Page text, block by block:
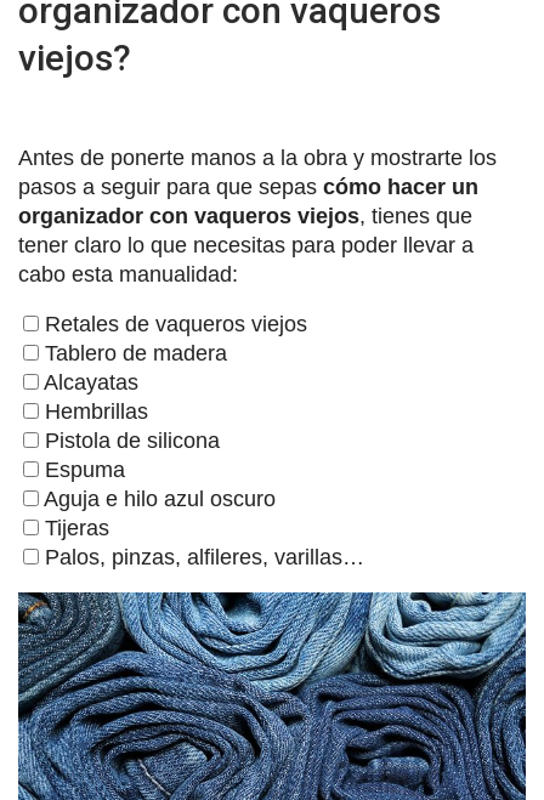
organizador con vaqueros
viejos?
Antes de ponerte manos a la obra y mostrarte los
pasos a seguir para que sepas cómo hacer un
organizador con vaqueros viejos, tienes que
tener claro lo que necesitas para poder llevar a
cabo esta manualidad:
Retales de vaqueros viejos
Tablero de madera
Alcayatas
Hembrillas
Pistola de silicona
Espuma
Aguja e hilo azul oscuro
Tijeras
Palos, pinzas, alfileres, varillas…